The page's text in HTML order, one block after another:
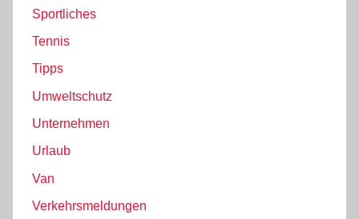
Sportliches
Tennis
Tipps
Umweltschutz
Unternehmen
Urlaub
Van
Verkehrsmeldungen